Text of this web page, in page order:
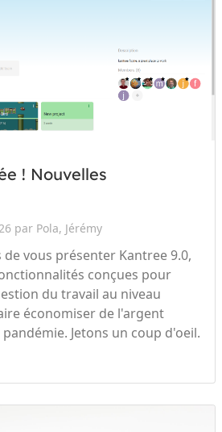
! Nouvelles
par Pola, Jérémy
vous présenter Kantree 9.0,
conçues pour
du travail au niveau
économiser de l'argent
Jetons un coup d'oeil.